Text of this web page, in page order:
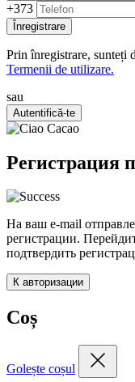
+373
Înregistrare
Prin înregistrare, sunteți
Termenii de utilizare.
sau
Autentifică-te
Регистрация
На ваш e-mail
регистрации.
подтвердить
К авторизации
Coș
Golește coșul